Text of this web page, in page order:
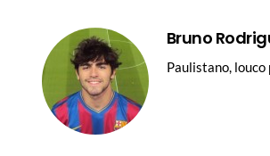
Bruno
Paulistano,